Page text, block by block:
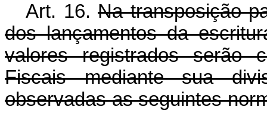
Art. 16. Na transposição
dos lançamentos da
valores registrados serão
Fiscais mediante sua
observadas as seguintes